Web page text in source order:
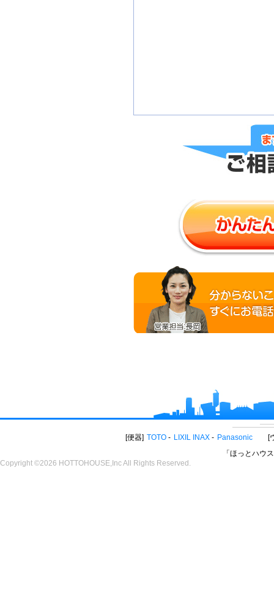
便器 TOTO LIXIL INAX Panasonic
「ほっとハウ
Copyright ©2026 HOTTOHOUSE,Inc All Rights Reserved.